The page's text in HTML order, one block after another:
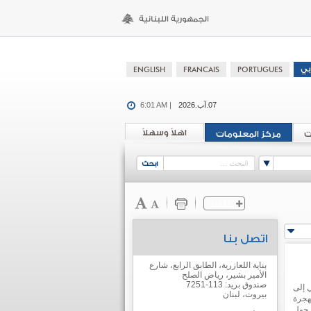
07.آب.2026 6:01 AM |
اهلاً وسهلاً مركز المعلومات
إلى
اتصل بنا
بناية اللعازرية، الطابق الرابع، شارع
الأمير بشير، رياض الصلح
صندوق بريد: 113-7251
بيروت، لبنان